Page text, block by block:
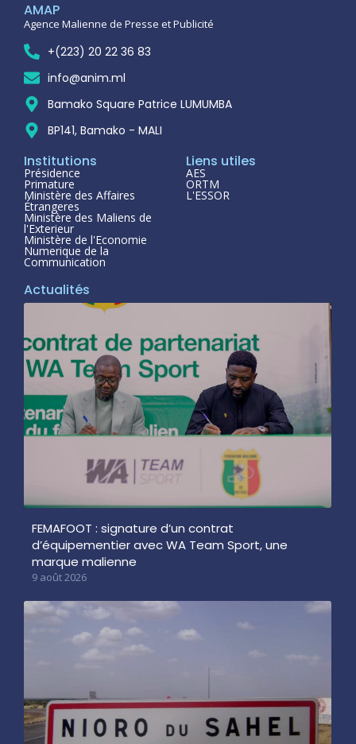
AMAP
Agence Malienne de Presse et Publicité
+(223) 20 22 36 83
info@anim.ml
Bamako Square Patrice LUMUMBA
BP141, Bamako - MALI
Institutions
Présidence
Primature
Ministère des Affaires
Étrangeres
Ministère des Maliens de
l'Exterieur
Ministère de l'Economie
Numerique de la
Communication
Liens utiles
AES
ORTM
L'ESSOR
Actualités
FEMAFOOT : signature d’un contrat
d’équipementier avec WA Team Sport, une
marque malienne
9 août 2026